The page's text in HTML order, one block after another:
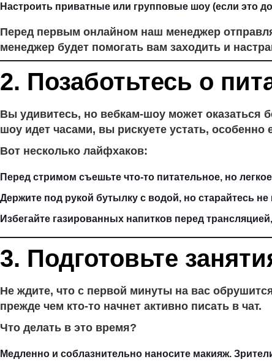
Настроить приватные или групповые шоу (если это
Перед первым онлайном наш менеджер
менеджер будет помогать вам заходить и
2. Позаботьтесь о
Вы удивитесь, но вебкам-шоу может оказаться
шоу идет часами, вы рискуете устать, особенно
Вот несколько лайфхаков:
Перед стримом съешьте что-то питательное, но
Держите под рукой бутылку с водой, но старайтесь
Избегайте газированных напитков перед
3. Подготовьте
Не ждите, что с первой минуты на вас
прежде чем кто-то начнет активно писать в чат.
Что делать в это время?
Медленно и соблазнительно наносите макияж.